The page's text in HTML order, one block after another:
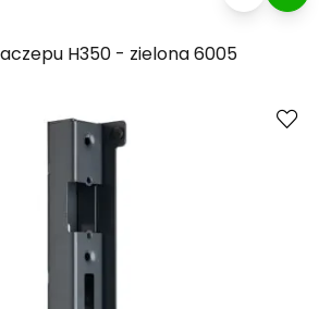
H350 - zielona 6005